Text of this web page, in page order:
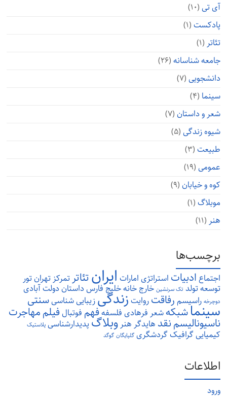
آی تی(۱۰)
پادکست(۱)
تئاتر (۱)
جامعه شناسانه(۲۶)
دانشجویی(۷)
سینما (۴)
شعر و داستان(۷)
شیوه زندگی(۵)
طبیعت(۳)
عمومی(۱۹)
کوه و خیابان(۹)
موبلاگ(۱)
هنر (۱۱)
برچسب‌ها
اجتماعادبیات استراتژیامارات ایرانتئاترتمرکزتهرانتور
توسعهتولد تک سرنشین خارجخانهخلیج فارسداستاندولت آبادی
دوچرخه راسیسمرفاقتروایتزندگیزیبایی شناسیسنتی
سینماشبکهشعرفرهادیفلسفهفهم فوتبالفیلممهاجرت
ناسیونالیسمنقد هایدگرهنروبلاگپدیدارشناسی پلاستیک
کیمیاییگرافیکگردشگری گلپایگان گوگد
اطلاعات
ورود